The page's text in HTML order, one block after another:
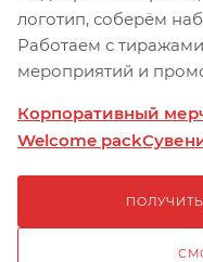
логотип, соберём
Работаем с
мероприятий и
Корпоративный
Welcome pack